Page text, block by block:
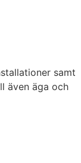
samt
även äga och